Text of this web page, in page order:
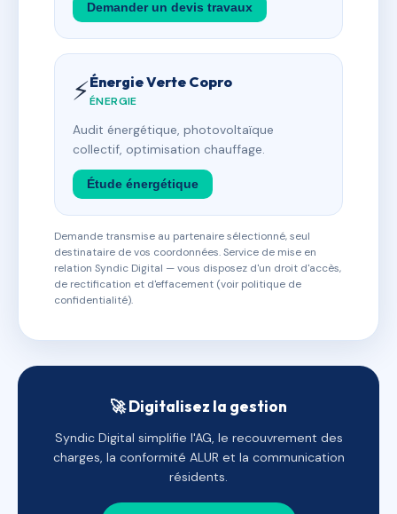
Demander un devis travaux
⚡Énergie Verte Copro
ÉNERGIE
Audit énergétique, photovoltaïque
collectif, optimisation chauffage.
Étude énergétique
Demande transmise au partenaire sélectionné, seul
destinataire de vos coordonnées. Service de mise en
relation Syndic Digital — vous disposez d'un droit d'accès,
de rectification et d'effacement (voir politique de
confidentialité).
🚀 Digitalisez la gestion
Syndic Digital simplifie l'AG, le recouvrement des
charges, la conformité ALUR et la communication
résidents.